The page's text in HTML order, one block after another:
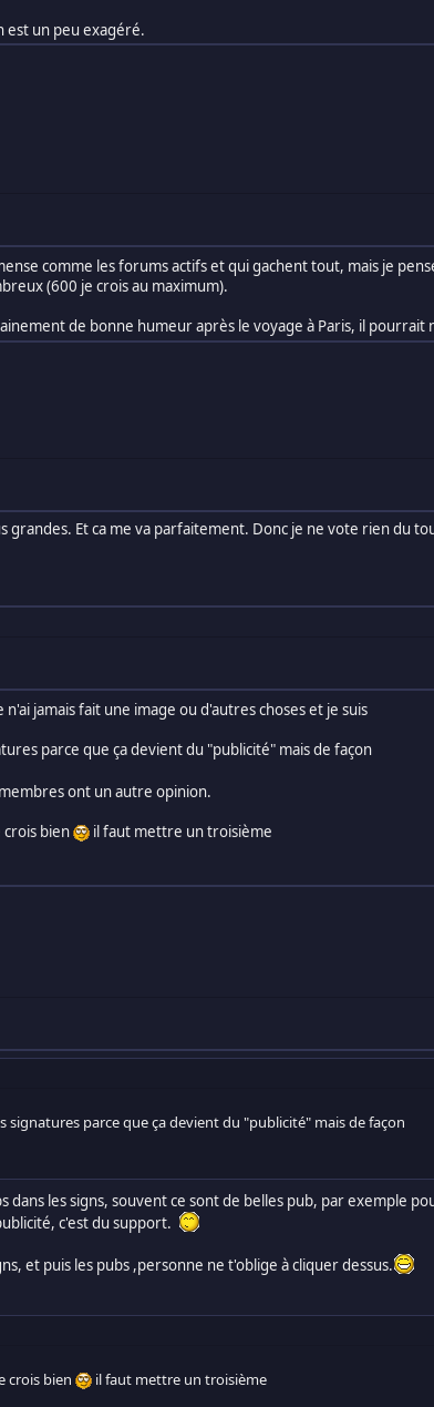
est un peu exagéré.
comme les forums actifs et qui gachent tout, mais je
(600 je crois au maximum).
de bonne humeur après le voyage à Paris, il pourrait
grandes. Et ca me va parfaitement. Donc je ne vote rien du
n'ai jamais fait une image ou d'autres choses et je suis
parce que ça devient du "publicité" mais de façon
ont un autre opinion.
crois bien
il faut mettre un troisième
parce que ça devient du "publicité" mais de façon
dans les signs, souvent ce sont de belles pub, par exemple
c'est du support.
et puis les pubs ,personne ne t'oblige à cliquer dessus.
crois bien
il faut mettre un troisième